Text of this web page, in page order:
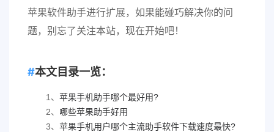
苹果软件助手进行扩展，如果能碰巧解决你的问
题，别忘了关注本站，现在开始吧！
本文目录一览：
1、 苹果手机助手哪个最好用?
2、 哪些苹果助手好用
3、 苹果手机用户哪个主流助手软件下载速度最快?